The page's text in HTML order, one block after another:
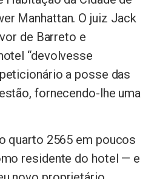
Manhattan. O juiz Jack
de Barreto e
“devolvesse
a posse das
fornecendo-lhe uma
quarto 2565 em poucos
residente do hotel — e